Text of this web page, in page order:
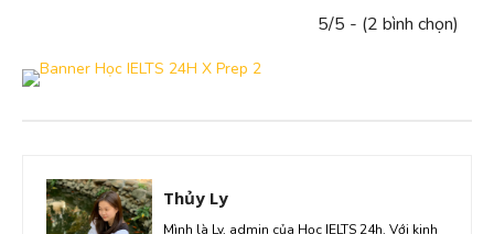
5/5 - (2 bình chọn)
Thủy Ly
Mình là Ly, admin của Học IELTS 24h. Với kinh